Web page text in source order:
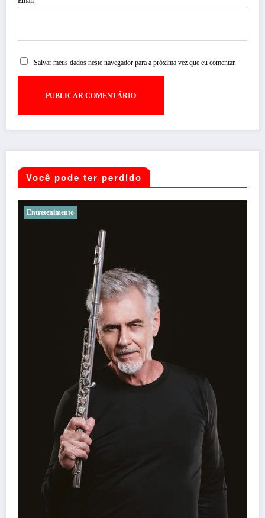
Salvar meus dados neste navegador para a próxima vez que eu comentar.
Você pode ter perdido
Noticias
41º Festivale, em Botumirim, foi um sucesso e reafirma
força da cultura popular do Vale do Jequitinhonha
7 de agosto de 2026